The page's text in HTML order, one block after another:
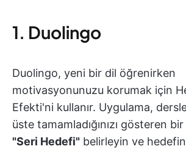
1. Duolingo
Duolingo, yeni bir dil öğrenirken
motivasyonunuzu korumak için
Efekti'ni kullanır. Uygulama,
üste tamamladığınızı gösteren
"Seri Hedefi" belirleyin ve